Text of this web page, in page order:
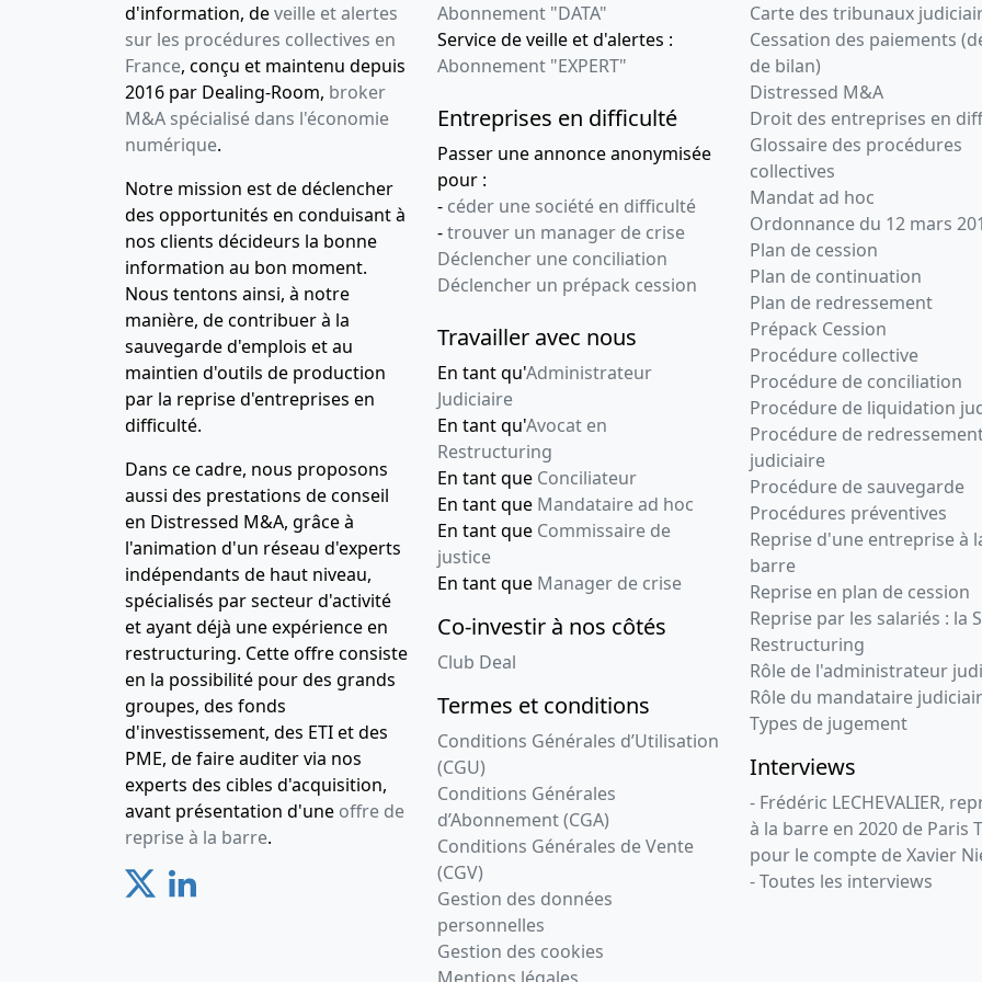
Cession ou donation de
parts , Modification(s)
statutaire(s) ,
17-03-2008
Statuts mis à jour
26-11-2001
Statuts mis à jour
17-03-1998
Statuts constitutifs
Cession ou donation de
parts
06-02-1998 Divers
d'information, deveille et alertes
sur les procédures collectives en
France, conçu et maintenu depuis
2016 par Dealing-Room, broker
M&A spécialisé dans l'économie
numérique.
Notre mission est de déclencher
des opportunités en conduisant à
nos clients décideurs la bonne
information au bon moment.
Nous tentons ainsi, à notre
manière, de contribuer à la
sauvegarde d'emplois et au
maintien d'outils de production
par la reprise d'entreprises en
difficulté.
Dans ce cadre, nous proposons
aussi des prestations de conseil
en Distressed M&A, grâce à
l'animation d'un réseau d'experts
indépendants de haut niveau,
spécialisés par secteur d'activité
et ayant déjà une expérience en
restructuring. Cette offre consiste
en la possibilité pour des grands
groupes, des fonds
d'investissement, des ETI et des
PME, de faire auditer via nos
experts des cibles d'acquisition,
avant présentation d'une offre de
reprise à la barre.
Abonnement "DATA"
Service de veille et d'alertes :
Abonnement "EXPERT"
Entreprises en difficulté
Passer une annonce anonymisée
pour :
- céder une société en difficulté
-trouver un manager de crise
Déclencher une conciliation
Déclencher un prépack cession
Travailler avec nous
En tant qu'Administrateur
Judiciaire
En tant qu'Avocat en
Restructuring
En tant que Conciliateur
En tant que Mandataire ad hoc
En tant que Commissaire de
justice
En tant que Manager de crise
Co-investir à nos côtés
Club Deal
Termes et conditions
Conditions Générales d’Utilisation
(CGU)
Conditions Générales
d’Abonnement (CGA)
Conditions Générales de Vente
(CGV)
Gestion des données
personnelles
Gestion des cookies
Carte des tribunaux
Cessation des paiements
de bilan)
Distressed M&A
Droit des entreprises en
Glossaire des procédures
collectives
Mandat ad hoc
Ordonnance du 12 mars
Plan de cession
Plan de continuation
Plan de redressement
Prépack Cession
Procédure collective
Procédure de conciliation
Procédure de liquidation
Procédure de
judiciaire
Procédure de sauvegarde
Procédures préventives
Reprise d'une entreprise à
barre
Reprise en plan de cession
Reprise par les salariés : la
Restructuring
Rôle de l'administrateur
Rôle du mandataire
Types de jugement
Interviews
- Frédéric LECHEVALIER,
à la barre en 2020 de Paris
pour le compte de Xavier
- Toutes les interviews